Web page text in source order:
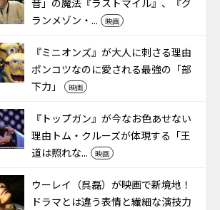
ランメゾン・...
映画
『ミニオンズ』が大人に刺さる理由――
ポンコツなのに愛される最強の「部
下力」
映画
『トップガン』が今なお色あせない
理由――トム・クルーズが体現する「王
道は照れな...
映画
ウーレイ（呉磊）が映画で新境地！
ドラマとは違う表情と繊細な演技力